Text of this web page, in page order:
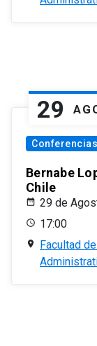
29
Conferencias
Bernabe
Chile
29 de
17:00
Facultad